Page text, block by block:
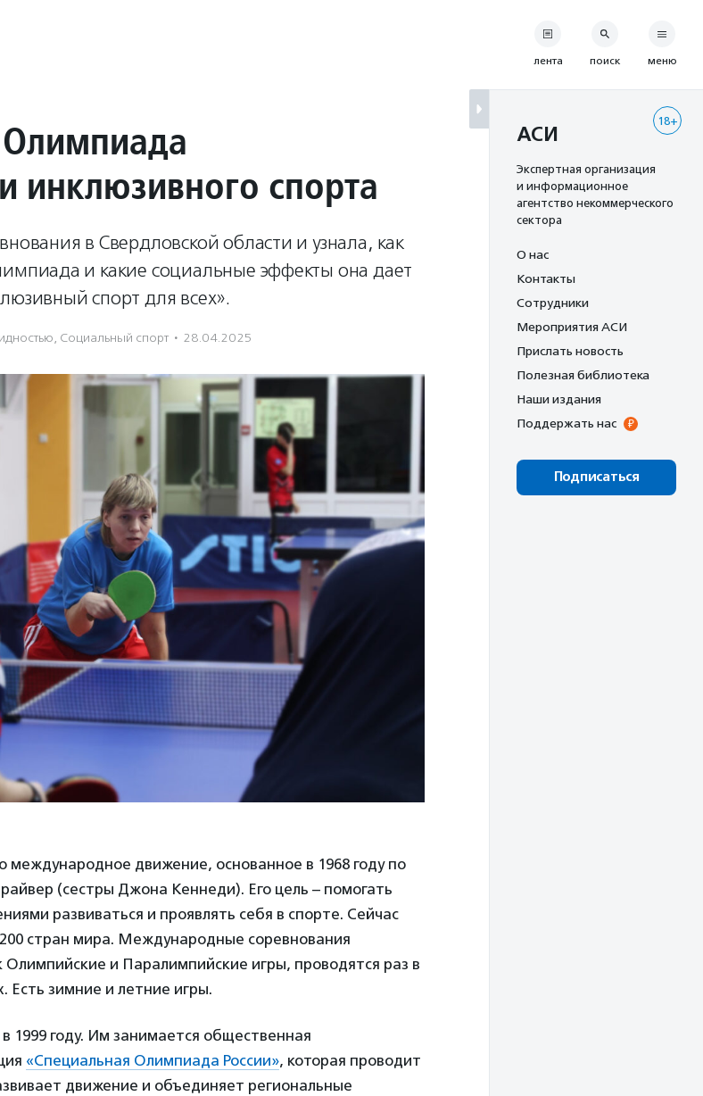
инклюзивного спорта
в Свердловской области и узнала, как
и какие социальные эффекты она дает
спорт для всех».
, Социальный спорт · 28.04.2025
международное движение, основанное в 1968 году по
(сестры Джона Кеннеди). Его цель – помогать
развиваться и проявлять себя в спорте. Сейчас
стран мира. Международные соревнования
и Паралимпийские игры, проводятся раз в
Есть зимние и летние игры.
1999 году. Им занимается общественная
«Специальная Олимпиада России», которая проводит
движение и объединяет региональные
лента поиск меню
18+
АСИ
Экспертная организация
и информационное
агентство некоммерческого
сектора
О нас
Контакты
Сотрудники
Мероприятия АСИ
Прислать новость
Полезная библиотека
Наши издания
Поддержать нас
Подписаться